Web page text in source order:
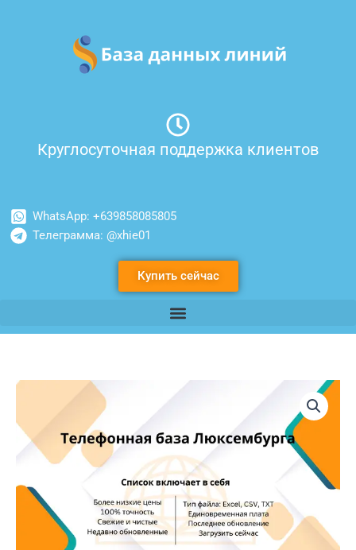
содержимому
Круглосуточная поддержка клиентов
WhatsApp: +639858085805
Телеграмма: @xhie01
Купить сейчас
Количество
база
Люксембурга
100К